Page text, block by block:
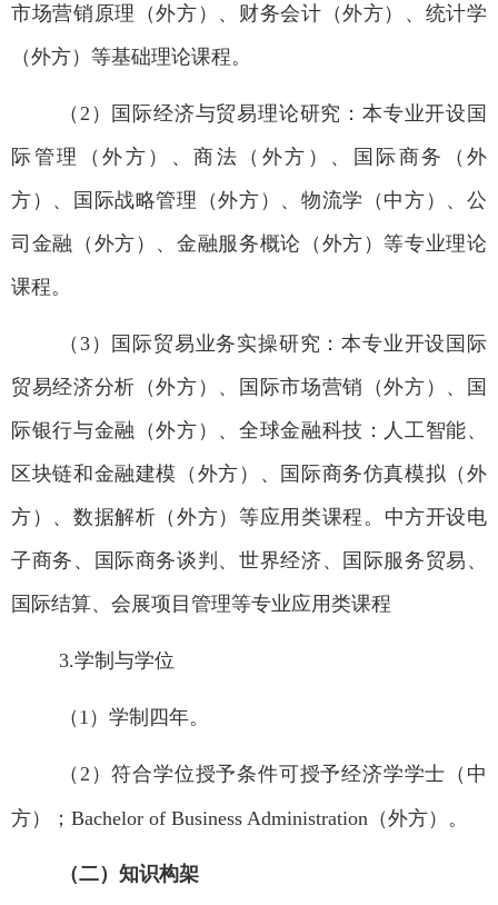
市场营销原理（外方） 、财务会计（外方） 、统计学
（外方）等基础理论课程。
（2 ） 国际经济与贸易理论研究：本专业开设国
际管理（ 外方） 、商法（ 外方） 、国际商务（ 外
方） 、国际战略管理（外方） 、物流学（ 中方） 、公
司金融（ 外方） 、金融服务概论（ 外方）等专业理论
课程。
（3） 国际贸易业务实操研究：本专业开设国际
贸易经济分析（外方） 、国际市场营销（外方） 、国
际银行与金融（外方） 、全球金融科技：人工智能、
区块链和金融建模（ 外方） 、国际商务仿真模拟（外
方） 、数据解析（外方）等应用 类课程。 中方开设电
子商务、国际商务谈判、世界经济、国际服务贸易、
国际结算、会展项目管理等专业应用类课程
3.学制与学位
（1 ）学制四年。
（2 ）符合学位授予条件可授予经济学学士（中
方）； Bachelor of Business Administration （外方）。
（二）知识构架